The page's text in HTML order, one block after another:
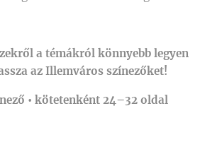
a témákról könnyebb legyen
az Illemváros színezőket!
• kötetenként 24–32 oldal